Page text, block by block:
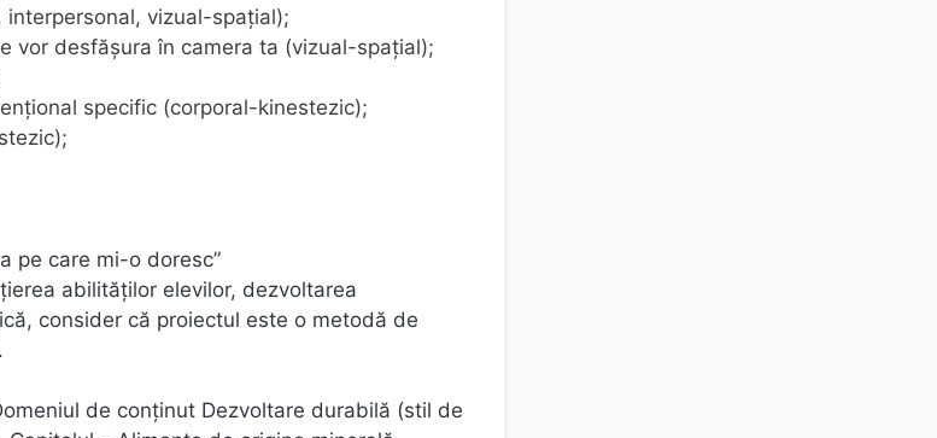
vizual-spaţial);
vor desfăşura în camera ta (vizual-spaţial);
specific (corporal-kinestezic);
pe care mi-o doresc”
abilităţilor elevilor, dezvoltarea
consider că proiectul este o metodă de
de conţinut Dezvoltare durabilă (stil de